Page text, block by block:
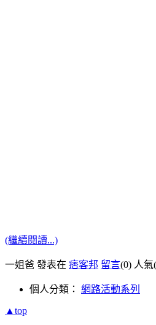
(繼續閱讀...)
一姐爸 發表在 痞客邦 留言(0) 人氣(
個人分類： 網路活動系列
▲top